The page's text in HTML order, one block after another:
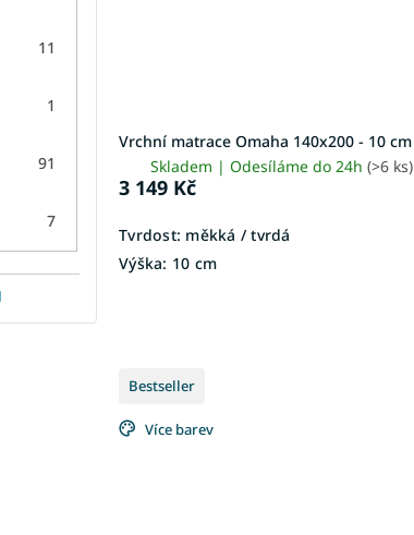
11
1
91
7
Vrchní matrace Omaha 140x200 - 10 cm
Skladem | Odesíláme do 24h(>6 ks)
3 149 Kč
Tvrdost: měkká / tvrdá
Výška: 10 cm
Bestseller
Více barev